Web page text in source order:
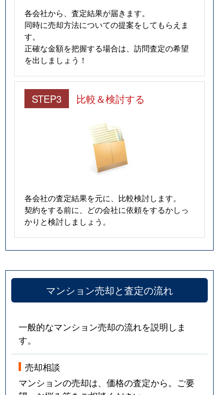
各会社から、査定結果が届きます。
同時に売却方法についての提案をしてもらえま
す。
正確な金額を把握する場合は、訪問査定の希望
を出しましょう！
STEP3 比較＆検討する
各会社の査定結果を元に、比較検討します。
契約をする前に、どの会社に依頼をするかしっ
かりと検討しましょう。
マンション売却と査定の流れ
一般的なマンション売却の流れを説明しま
す。
売却相談
マンションの売却は、価格の査定から。ご要